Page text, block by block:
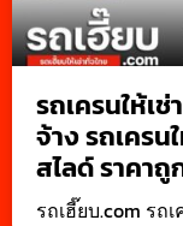
รถเครนให้เ
จ้าง รถเครน
สไลด์ ราคาถู
รถเฮี๊ยบ.com รถ